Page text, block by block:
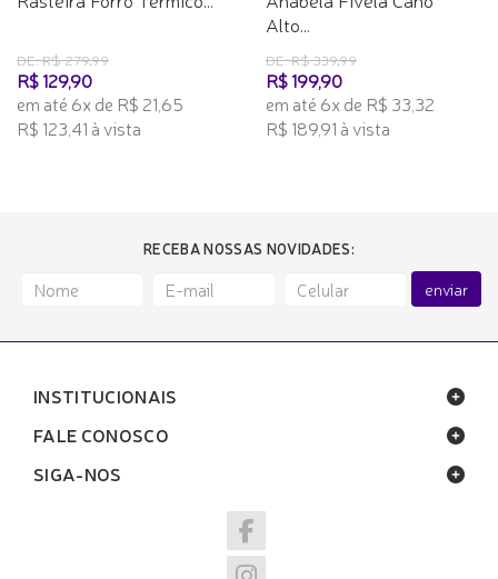
DE: R$ 279,99
R$ 129,90
em até 6x de R$ 21,65
R$ 123,41 à vista
Alto...
DE: R$ 339,99
R$ 199,90
em até 6x de R$ 33,32
R$ 189,91 à vista
RECEBA NOSSAS NOVIDADES:
enviar
INSTITUCIONAIS
FALE CONOSCO
SIGA-NOS